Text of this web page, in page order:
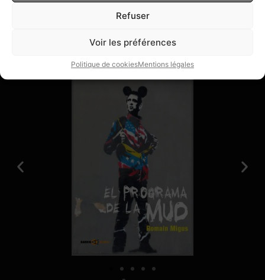
Refuser
Voir les préférences
Politique de cookiesMentions légales
Publications